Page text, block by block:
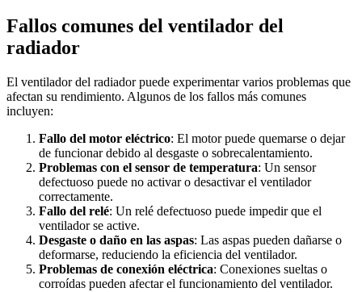
Fallos comunes del ventilador del
radiador
El ventilador del radiador puede experimentar varios problemas que
afectan su rendimiento. Algunos de los fallos más comunes
incluyen:
Fallo del motor eléctrico: El motor puede quemarse o dejar
de funcionar debido al desgaste o sobrecalentamiento.
Problemas con el sensor de temperatura: Un sensor
defectuoso puede no activar o desactivar el ventilador
correctamente.
Fallo del relé: Un relé defectuoso puede impedir que el
ventilador se active.
Desgaste o daño en las aspas: Las aspas pueden dañarse o
deformarse, reduciendo la eficiencia del ventilador.
Problemas de conexión eléctrica: Conexiones sueltas o
corroídas pueden afectar el funcionamiento del ventilador.